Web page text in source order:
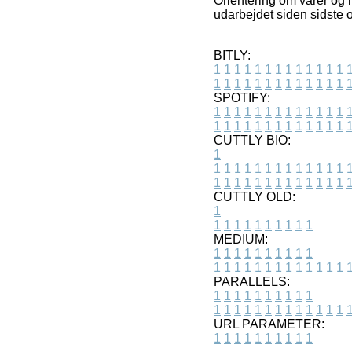
udarbejdet siden sidste
BITLY:
1 1 1 1 1 1 1 1 1 1 1 1 1 1
1 1 1 1 1 1 1 1 1 1 1 1 1 1
SPOTIFY:
1 1 1 1 1 1 1 1 1 1 1 1 1 1
1 1 1 1 1 1 1 1 1 1 1 1 1 1
CUTTLY BIO:
1
1 1 1 1 1 1 1 1 1 1 1 1 1 1
1 1 1 1 1 1 1 1 1 1 1 1 1 1
CUTTLY OLD:
1
1 1 1 1 1 1 1 1 1 1
MEDIUM:
1 1 1 1 1 1 1 1 1 1
1 1 1 1 1 1 1 1 1 1 1 1 1 1
PARALLELS:
1 1 1 1 1 1 1 1 1 1
1 1 1 1 1 1 1 1 1 1 1 1 1 1
URL PARAMETER:
1 1 1 1 1 1 1 1 1 1